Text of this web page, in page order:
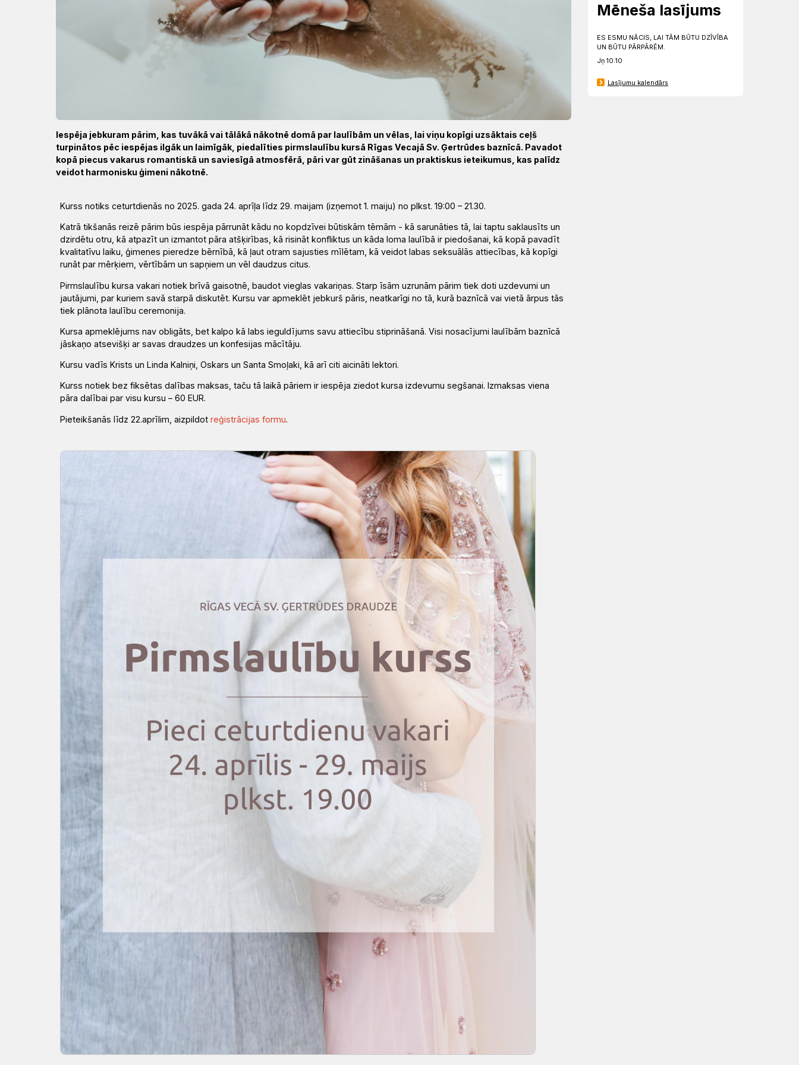
Iespēja jebkuram pārim, kas tuvākā vai tālākā nākotnē domā par laulībām un vēlas, lai viņu kopīgi uzsāktais ceļš
turpinātos pēc iespējas ilgāk un laimīgāk, piedalīties pirmslaulību kursā Rīgas Vecajā Sv. Ģertrūdes baznīcā. Pavadot
kopā piecus vakarus romantiskā un saviesīgā atmosfērā, pāri var gūt zināšanas un praktiskus ieteikumus, kas palīdz
veidot harmonisku ģimeni nākotnē.
Kurss notiks ceturtdienās no 2025. gada 24. aprīļa līdz 29. maijam (izņemot 1. maiju) no plkst. 19:00 – 21.30.
Katrā tikšanās reizē pārimbūs iespēja pārrunāt kādu nokopdzīvei būtiskām tēmām - kāsarunāties tā, lai taptu saklausīts un
dzirdētu otru, kāatpazīt un izmantotpāra atšķirības, kā risināt konfliktus un kāda loma laulībā ir piedošanai, kā kopā pavadīt
kvalitatīvu laiku, ģimenes pieredze bērnībā,kā ļaut otram sajusties mīlētam, kā veidot labas seksuālās attiecības, kā kopīgi
runāt par mērķiem, vērtībām un sapņiem un vēl daudzus citus.
Pirmslaulību kursa vakari notiek brīvā gaisotnē, baudot vieglas vakariņas. Starp īsām uzrunām pārim tiek doti uzdevumi un
jautājumi, par kuriem savā starpā diskutēt. Kursu var apmeklēt jebkurš pāris, neatkarīgi no tā, kurā baznīcā vai vietā ārpus tās
tiek plānota laulību ceremonija.
Kursa apmeklējums nav obligāts, bet kalpo kā labs ieguldījums savu attiecību stiprināšanā.Visi nosacījumi laulībām baznīcā
jāskaņo atsevišķi ar savas draudzesun konfesijasmācītāju.
Kursu vadīs Krists un Linda Kalniņi, Oskars un SantaSmoļaki , kā arī citi aicināti lektori.
Kurss notiekbez fiksētas dalības maksas , taču tā laikā pāriem iriespēja ziedot kursa izdevumu segšanai. Izmaksas viena
pāra dalībai par visu kursu – 60 EUR.
Pieteikšanās līdz 22.aprīlim , aizpildotreģistrācijas formu.
Mēneša lasījums
ES ESMU NĀCIS, LAI TĀM BŪTU DZĪVĪBA
UN BŪTU PĀRPĀRĒM.
Jņ 10:10
Lasījumu kalendārs